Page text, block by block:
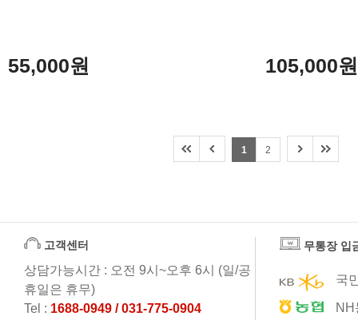
55,000원 105,000원
1 2
고객센터
상담가능시간 : 오전 9시~오후 6시 (일/공
휴일은 휴무)
Tel : 1688-0949 / 031-775-0904
무통장 입
국